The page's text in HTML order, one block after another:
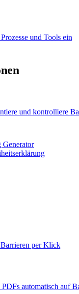
und Tools ein
und kontrolliere
Generator
per Klick
automatisch auf